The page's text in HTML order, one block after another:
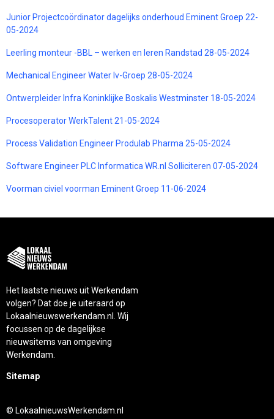
Junior Projectcoördinator dagelijks onderhoud Eminent Groep 22-
05-2024
Leerling monteur -BBL – werken en leren Randstad 28-05-2024
Mechanical Engineer Water Iv-Groep 28-05-2024
Ontwerpleider Infra Koninklijke Boskalis Westminster 18-05-2024
Procesoperator WerkTalent 21-05-2024
Process Validation Engineer Produlab Pharma 25-05-2024
Software Engineer PLC Informatica WR.nl Solliciteren 07-05-2024
Voorman civiel voorman Eminent Groep 11-06-2024
Het laatste nieuws uit Werkendam
volgen? Dat doe je uiteraard op
Lokaalnieuwswerkendam.nl. Wij
focussen op de dagelijkse
nieuwsitems van omgeving
Werkendam.
Sitemap
© LokaalnieuwsWerkendam.nl